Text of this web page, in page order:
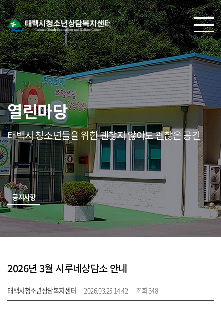
열린마당
태백시 청소년들을 위한 괜찮지 않아도 괜찮은 공간
공지사항
2026년 3월 시루네상담소 안내
태백시청소년상담복지센터 2026.03.26 14:42 조회 348